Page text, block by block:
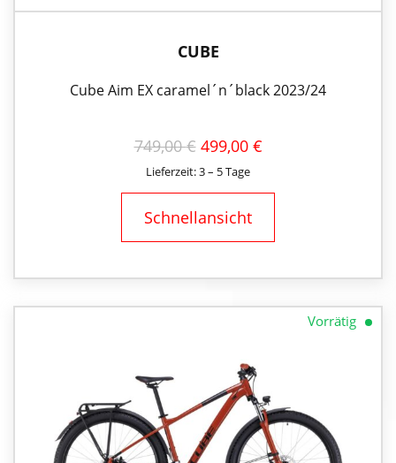
CUBE
Cube Aim EX caramel´n´black 2023/24
749,00€ URSPRÜNGLICHER
PREIS
WAR:
749,00 €
499,00 €AKTUELLER
499,00 €.
Lieferzeit: 3 – 5 Tage
Schnellansicht
Vorrätig